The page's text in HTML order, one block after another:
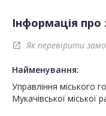
Інформація
open_in_new Як перевірити
Найменування:
Управління міського
Мукачівської міської